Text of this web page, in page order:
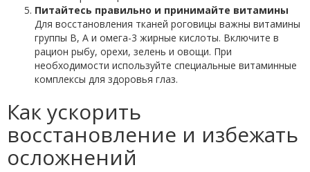
Питайтесь правильно и принимайте витамины
Для восстановления тканей роговицы важны витамины
группы В, А и омега-3 жирные кислоты. Включите в
рацион рыбу, орехи, зелень и овощи. При
необходимости используйте специальные витаминные
комплексы для здоровья глаз.
Как ускорить
восстановление и избежать
осложнений